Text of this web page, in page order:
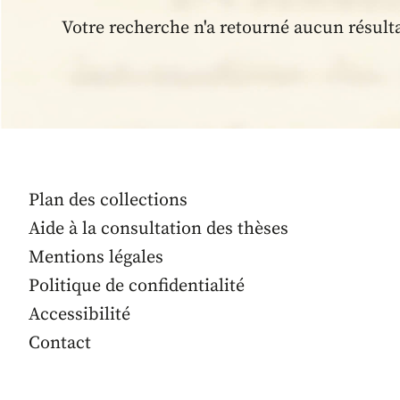
Votre recherche n'a retourné aucun
Plan des collections
Aide à la consultation des thèses
Mentions légales
Politique de confidentialité
Accessibilité
Contact